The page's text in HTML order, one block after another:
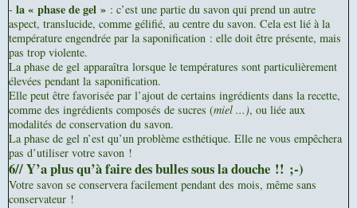
- la « phase de gel » : c’est une partie du savon qui prend un autre
aspect, translucide, comme gélifié, au centre du savon. Cela est lié à la
température engendrée par la saponification : elle doit être présente, mais
pas trop violente.
La phase de gel apparaîtra lorsque le températures sont particulièrement
élevées pendant la saponification.
Elle peut être favorisée par l’ajout de certains ingrédients dans la recette,
comme des ingrédients composés de sucres (miel ...), ou liée aux
modalités de conservation du savon.
La phase de gel n’est qu’un problème esthétique. Elle ne vous empêchera
pas d’utiliser votre savon !
6// Y’a plus qu’à faire des bulles sous la douche !! ;-)
Votre savon se conservera facilement pendant des mois, même sans
conservateur !